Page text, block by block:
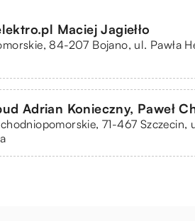
Maciej Jagiełło
84-207 Bojano, ul. Pawła
Adrian Konieczny, Paweł
71-467 Szczecin,